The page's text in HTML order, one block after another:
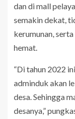
dan di mall
semakin dekat,
kerumunan,
hemat.
“Di tahun 2022
adminduk akan
desa. Sehingga
desanya,”